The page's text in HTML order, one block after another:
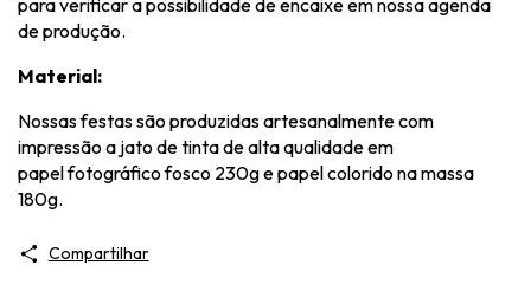
para verificar a possibilidade de encaixe em nossa agenda
de produção.
Material:
Nossas festas são produzidas artesanalmente com
impressão a jato de tinta de alta qualidade em
papel fotográfico fosco 230g e papel colorido na massa
180g.
Compartilhar